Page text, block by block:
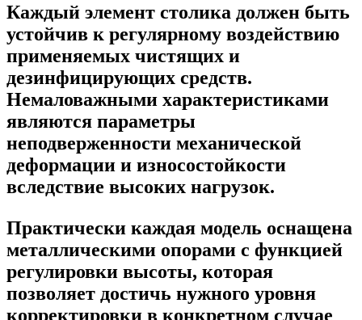
Каждый элемент столика должен быть
устойчив к регулярному воздействию
применяемых чистящих и
дезинфицирующих средств.
Немаловажными характеристиками
являются параметры
неподверженности механической
деформации и износостойкости
вследствие высоких нагрузок.
Практически каждая модель оснащена
металлическими опорами с функцией
регулировки высоты, которая
позволяет достичь нужного уровня
корректировки в конкретном случае